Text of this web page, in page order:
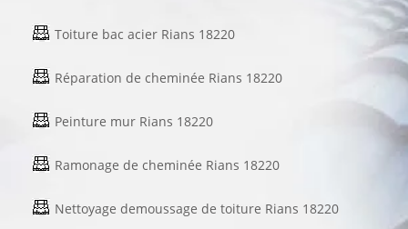
Toiture bac acier Rians 18220
Réparation de cheminée Rians 18220
Peinture mur Rians 18220
Ramonage de cheminée Rians 18220
Nettoyage demoussage de toiture Rians 18220